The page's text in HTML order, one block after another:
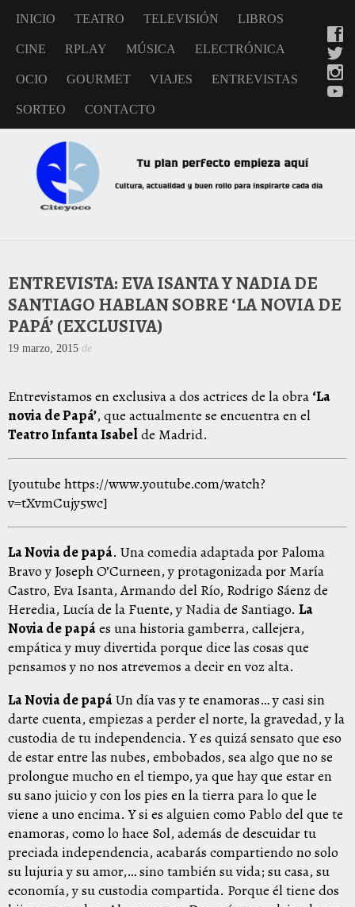
INICIO TEATRO TELEVISIÓN LIBROS
CINE RPLAY MÚSICA ELECTRÓNICA
OCIO GOURMET VIAJES ENTREVISTAS
SORTEO CONTACTO
ENTREVISTA: EVA ISANTA Y NADIA DE
SANTIAGO HABLAN SOBRE ‘LA NOVIA DE
PAPÁ’ (EXCLUSIVA)
19 marzo, 2015 de
Entrevistamos en exclusiva a dos actrices de la obra ‘La
novia de Papá’, que actualmente se encuentra en el
Teatro Infanta Isabelde Madrid.
[youtube https://www.youtube.com/watch?
v=tXvmCujy5wc]
La Novia de papá. Una comedia adaptada por Paloma
Bravo y Joseph O’Curneen, y protagonizada por María
Castro, Eva Isanta, Armando del Río, Rodrigo Sáenz de
Heredia, Lucía de la Fuente, y Nadia de Santiago. La
Novia de papáes una historia gamberra, callejera,
empática y muy divertida porque dice las cosas que
pensamos y no nos atrevemos a decir en voz alta.
La Novia de papáUn día vas y te enamoras… y casi sin
darte cuenta, empiezas a perder el norte, la gravedad, y la
custodia de tu independencia. Y es quizá sensato que eso
de estar entre las nubes, embobados, sea algo que no se
prolongue mucho en el tiempo, ya que hay que estar en
su sano juicio y con los pies en la tierra para lo que le
viene a uno encima. Y si es alguien como Pablo del que te
enamoras, como lo hace Sol, además de descuidar tu
preciada independencia, acabarás compartiendo no solo
su lujuria y su amor,… sino también su vida; su casa, su
economía, y su custodia compartida. Porque él tiene dos